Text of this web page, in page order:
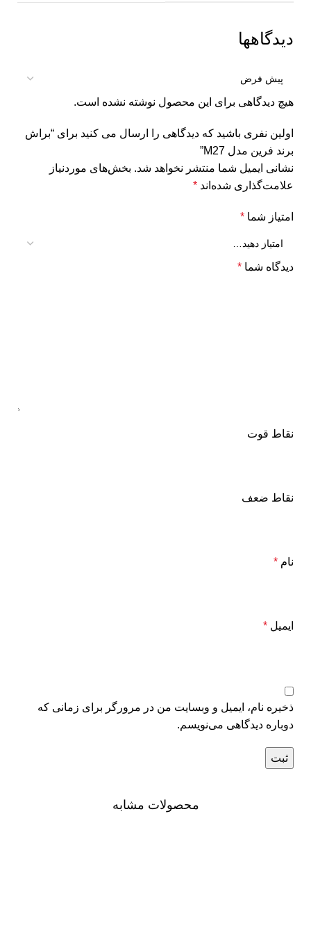
دیدگاهها
هیچ دیدگاهی برای این محصول نوشته نشده است.
اولین نفری باشید که دیدگاهی را ارسال می کنید برای “براش
برند فرین مدل M27”
نشانی ایمیل شما منتشر نخواهد شد. بخش‌های موردنیاز
علامت‌گذاری شده‌اند *
امتیاز شما *
دیدگاه شما *
نقاط قوت
نقاط ضعف
نام *
ایمیل *
ذخیره نام، ایمیل و وبسایت من در مرورگر برای زمانی که
دوباره دیدگاهی می‌نویسم.
محصولات مشابه